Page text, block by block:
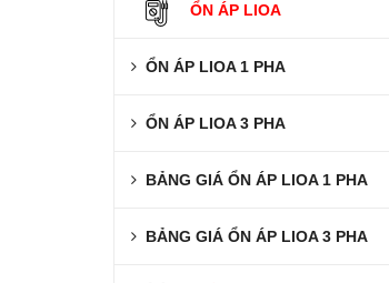
ỔN ÁP LIOA
ỔN ÁP LIOA 1 PHA
ỔN ÁP LIOA 3 PHA
BẢNG GIÁ ỔN ÁP LIOA 1 PHA
BẢNG GIÁ ỔN ÁP LIOA 3 PHA